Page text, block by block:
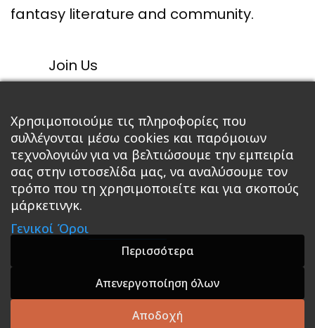
fantasy literature and community.
Join Us
Comics
Ψυχαγωγία
Gift Boxes
A theme by GradientThemes - A theme by Gradient
Χρησιμοποιούμε τις πληροφορίες που
συλλέγονται μέσω cookies και παρόμοιων
τεχνολογιών για να βελτιώσουμε την εμπειρία
σας στην ιστοσελίδα μας, να αναλύσουμε τον
τρόπο που τη χρησιμοποιείτε και για σκοπούς
μάρκετινγκ.
Γενικοί Όροι
Περισσότερα
Απενεργοποίηση όλων
Αποδοχή